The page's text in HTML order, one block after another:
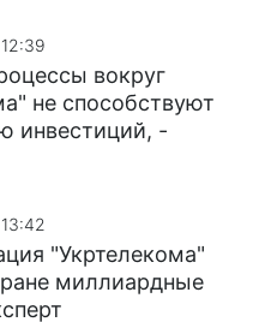
вокруг
не способствуют
инвестиций, -
"Укртелекома"
миллиардные